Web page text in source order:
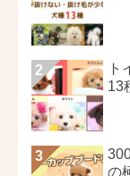
ト
13
の